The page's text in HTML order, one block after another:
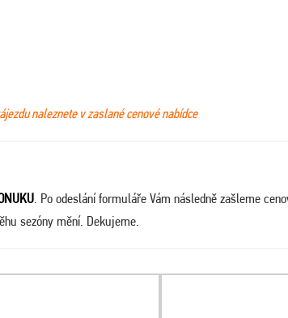
naleznete v zaslané cenové nabídce
. Po odeslání formuláře Vám následně zašleme
sezóny mění. Dekujeme.